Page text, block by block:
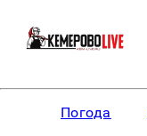
Погода